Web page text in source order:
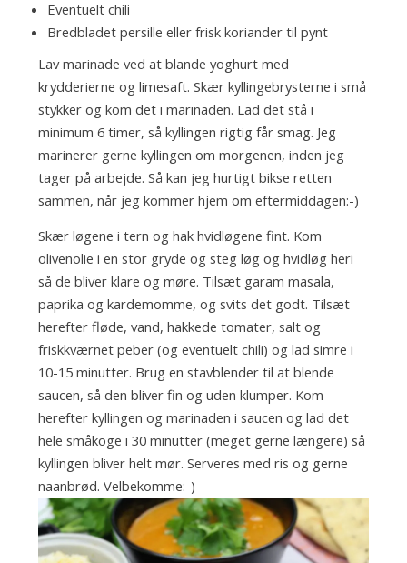
Eventuelt chili
Bredbladet persille eller frisk koriander til pynt
Lav marinade ved at blande yoghurt med
krydderierne og limesaft. Skær kyllingebrysterne i små
stykker og kom det i marinaden. Lad det stå i
minimum 6 timer, så kyllingen rigtig får smag. Jeg
marinerer gerne kyllingen om morgenen, inden jeg
tager på arbejde. Så kan jeg hurtigt bikse retten
sammen, når jeg kommer hjem om eftermiddagen:-)
Skær løgene i tern og hak hvidløgene fint. Kom
olivenolie i en stor gryde og steg løg og hvidløg heri
så de bliver klare og møre. Tilsæt garam masala,
paprika og kardemomme, og svits det godt. Tilsæt
herefter fløde, vand, hakkede tomater, salt og
friskkværnet peber (og eventuelt chili) og lad simre i
10-15 minutter. Brug en stavblender til at blende
saucen, så den bliver fin og uden klumper. Kom
herefter kyllingen og marinaden i saucen og lad det
hele småkoge i 30 minutter (meget gerne længere) så
kyllingen bliver helt mør. Serveres med ris og gerne
naanbrød. Velbekomme:-)